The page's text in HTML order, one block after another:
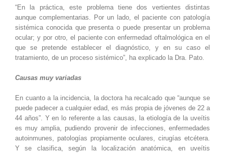
“En la práctica, este problema tiene dos vertientes distintas
aunque complementarias. Por un lado, el paciente con patología
sistémica conocida que presenta o puede presentar un problema
ocular; y por otro, el paciente con enfermedad oftalmológica en el
que se pretende establecer el diagnóstico, y en su caso el
tratamiento, de un proceso sistémico”, ha explicado la Dra. Pato.
Causas muy variadas
En cuanto a la incidencia, la doctora ha recalcado que “aunque se
puede padecer a cualquier edad, es más propia de jóvenes de 22 a
44 años”. Y en lo referente a las causas, la etiología de la uveítis
es muy amplia, pudiendo provenir de infecciones, enfermedades
autoinmunes, patologías propiamente oculares, cirugías etcétera.
Y se clasifica, según la localización anatómica, en uveítis